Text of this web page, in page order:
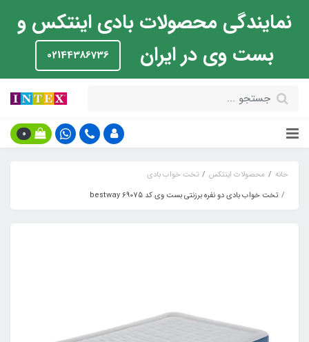
نمایندگی محصولات بادی اینتکس و
بست وی در ایران
02144386736
0
خانه محصولات اینتکس
تخت خواب بادی
تخت خواب بادی دو نفره برزنتی بست وی کد bestway 69075